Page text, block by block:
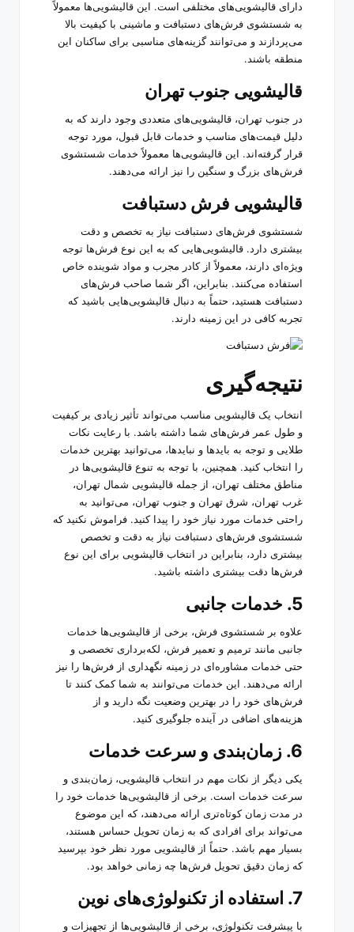
دارای قالیشویی‌های مختلفی است. این قالیشویی‌ها معمولاً
به شستشوی فرش‌های دستبافت و ماشینی با کیفیت بالا
می‌پردازند و می‌توانند گزینه‌های مناسبی برای ساکنان این
منطقه باشند.
قالیشویی جنوب تهران
در جنوب تهران، قالیشویی‌های متعددی وجود دارند که به
دلیل قیمت‌های مناسب و خدمات قابل قبول، مورد توجه
قرار گرفته‌اند. این قالیشویی‌ها معمولاً خدمات شستشوی
فرش‌های بزرگ و سنگین را نیز ارائه می‌دهند.
قالیشویی فرش دستبافت
شستشوی فرش‌های دستبافت نیاز به تخصص و دقت
بیشتری دارد. قالیشویی‌هایی که به این نوع فرش‌ها توجه
ویژه‌ای دارند، معمولاً از کادر مجرب و مواد شوینده خاص
استفاده می‌کنند. بنابراین، اگر شما صاحب فرش‌های
دستبافت هستید، حتماً به دنبال قالیشویی‌هایی باشید که
تجربه کافی در این زمینه دارند.
نتیجه‌گیری
انتخاب یک قالیشویی مناسب می‌تواند تأثیر زیادی بر کیفیت
و طول عمر فرش‌های شما داشته باشد. با رعایت نکات
طلایی و توجه به بایدها و نبایدها، می‌توانید بهترین خدمات
را انتخاب کنید. همچنین، با توجه به تنوع قالیشویی‌ها در
مناطق مختلف تهران، از جمله قالیشویی شمال تهران،
غرب تهران، شرق تهران و جنوب تهران، می‌توانید به
راحتی خدمات مورد نیاز خود را پیدا کنید. فراموش نکنید که
شستشوی فرش‌های دستبافت نیاز به دقت و تخصص
بیشتری دارد، بنابراین در انتخاب قالیشویی برای این نوع
فرش‌ها دقت بیشتری داشته باشید.
5. خدمات جانبی
علاوه بر شستشوی فرش، برخی از قالیشویی‌ها خدمات
جانبی مانند ترمیم و تعمیر فرش، لکه‌برداری تخصصی و
حتی خدمات مشاوره‌ای در زمینه نگهداری از فرش‌ها را نیز
ارائه می‌دهند. این خدمات می‌توانند به شما کمک کنند تا
فرش‌های خود را در بهترین وضعیت نگه دارید و از
هزینه‌های اضافی در آینده جلوگیری کنید.
6. زمان‌بندی و سرعت خدمات
یکی دیگر از نکات مهم در انتخاب قالیشویی، زمان‌بندی و
سرعت خدمات است. برخی از قالیشویی‌ها خدمات خود را
در مدت زمان کوتاه‌تری ارائه می‌دهند، که این موضوع
می‌تواند برای افرادی که به زمان تحویل حساس هستند،
بسیار مهم باشد. حتماً از قالیشویی مورد نظر خود بپرسید
که زمان دقیق تحویل فرش‌ها چه زمانی خواهد بود.
7. استفاده از تکنولوژی‌های نوین
با پیشرفت تکنولوژی، برخی از قالیشویی‌ها از تجهیزات و